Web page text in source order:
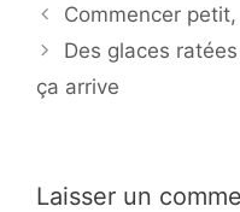
Commencer
Des glaces
ça arrive
Laisser un